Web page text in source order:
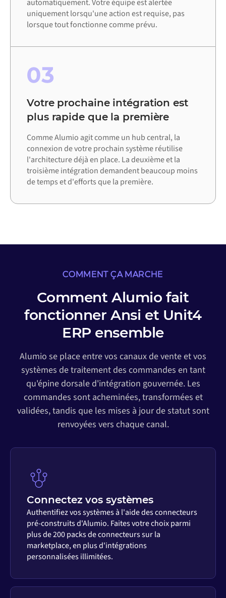
automatiquement. Votre équipe est alertée
uniquement lorsqu'une action est requise, pas
lorsque tout fonctionne comme prévu.
03
Votre prochaine intégration est
plus rapide que la première
Comme Alumio agit comme un hub central, la
connexion de votre prochain système réutilise
l'architecture déjà en place. La deuxième et la
troisième intégration demandent beaucoup moins
de temps et d'efforts que la première.
COMMENT ÇA MARCHE
Comment Alumio fait
fonctionner Ansi et Unit4
ERP ensemble
Alumio se place entre vos canaux de vente et vos
systèmes de traitement des commandes en tant
qu'épine dorsale d'intégration gouvernée. Les
commandes sont acheminées, transformées et
validées, tandis que les mises à jour de statut sont
renvoyées vers chaque canal.
Connectez vos systèmes
Authentifiez vos systèmes à l'aide des connecteurs
pré-construits d'Alumio. Faites votre choix parmi
plus de 200 packs de connecteurs sur la
marketplace, en plus d'intégrations
personnalisées illimitées.